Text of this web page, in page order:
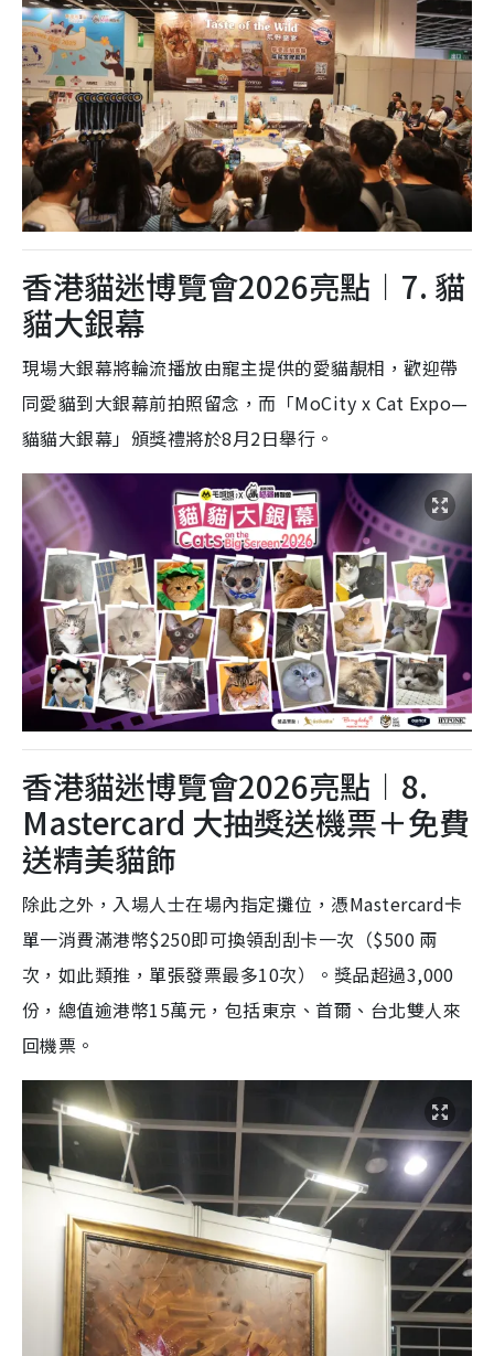
香港貓迷博覽會2026亮點︱7. 貓
貓大銀幕
現場大銀幕將輪流播放由寵主提供的愛貓靚相，歡迎帶
同愛貓到大銀幕前拍照留念，而「MoCity x Cat Expo—
貓貓大銀幕」頒獎禮將於8月2日舉行。
香港貓迷博覽會2026亮點︱8.
Mastercard 大抽獎送機票＋免費
送精美貓飾
除此之外，入場人士在場內指定攤位，憑Mastercard卡
單一消費滿港幣$250即可換領刮刮卡一次（$500 兩
次，如此類推，單張發票最多10次）。獎品超過3,000
份，總值逾港幣15萬元，包括東京、首爾、台北雙人來
回機票。